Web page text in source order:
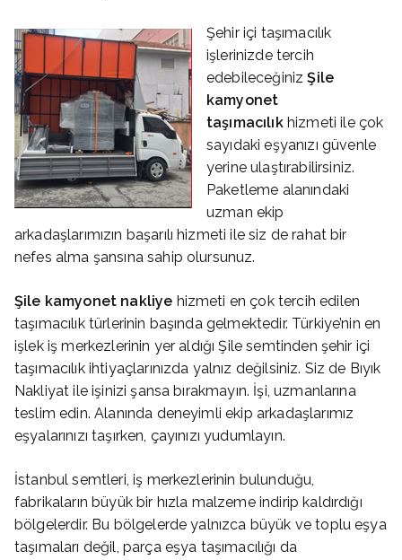
Şehir içi taşımacılık
işlerinizde tercih
edebileceğinizŞile
kamyonet
taşımacılıkhizmeti ile çok
sayıdaki eşyanızı güvenle
yerine ulaştırabilirsiniz.
Paketleme alanındaki
uzman ekip
arkadaşlarımızın başarılı hizmeti ile siz de rahat bir
nefes alma şansına sahip olursunuz.
Şile kamyonet nakliye hizmeti en çok tercih edilen
taşımacılık türlerinin başında gelmektedir. Türkiye’nin en
işlek iş merkezlerinin yer aldığı Şile semtinden şehir içi
taşımacılık ihtiyaçlarınızda yalnız değilsiniz. Siz de Bıyık
Nakliyat ile işinizi şansa bırakmayın. İşi, uzmanlarına
teslim edin. Alanında deneyimli ekip arkadaşlarımız
eşyalarınızı taşırken, çayınızı yudumlayın.
İstanbul semtleri, iş merkezlerinin bulunduğu,
fabrikaların büyük bir hızla malzeme indirip kaldırdığı
bölgelerdir. Bu bölgelerde yalnızca büyük ve toplu eşya
taşımaları değil, parça eşya taşımacılığı da